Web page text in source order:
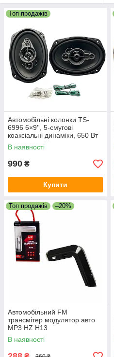
Топ продажів
Автомобільні колонки TS-
6996 6×9'', 5-смугові
коаксіальні динаміки, 650 Вт
max/120 Вт
В наявності
990 ₴
Купити
Топ продажів –20%
Автомобільний FM
трансмітер модулятор авто
MP3 HZ H13
В наявності